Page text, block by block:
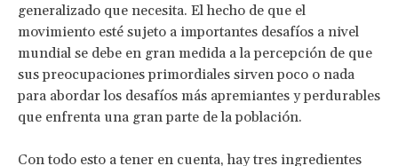
generalizado que necesita. El hecho de que el
movimiento esté sujeto a importantes desafíos a nivel
mundial se debe en gran medida a la percepción de que
sus preocupaciones primordiales sirven poco o nada
para abordar los desafíos más apremiantes y perdurables
que enfrenta una gran parte de la población.
Con todo esto a tener en cuenta, hay tres ingredientes